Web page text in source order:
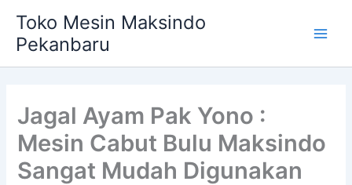
content
Toko Mesin Maksindo
Pekanbaru
Jagal Ayam Pak Yono :
Mesin Cabut Bulu Maksindo
Sangat Mudah Digunakan